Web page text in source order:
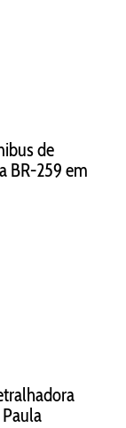
de
BR-259 em